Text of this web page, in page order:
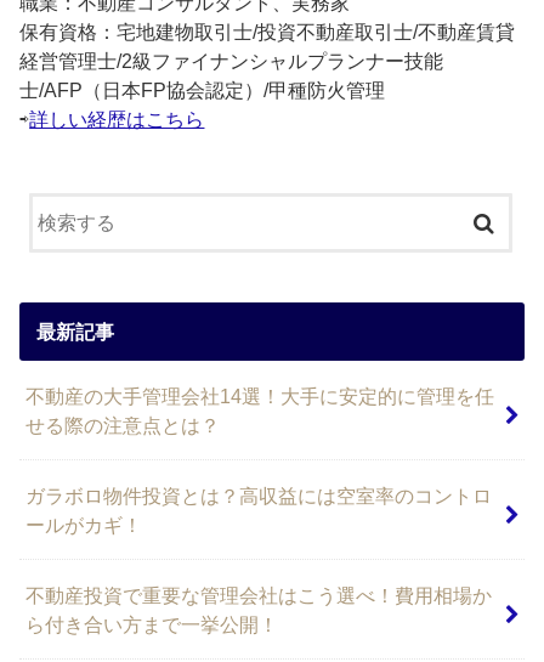
保有資格：宅地建物取引士/投資不動産取引士/不動産賃貸
経営管理士/2級ファイナンシャルプランナー技能
士/AFP（日本FP協会認定）/甲種防火管理
⇨詳しい経歴はこちら
最新記事
不動産の大手管理会社14選！大手に安定的に管理を任
せる際の注意点とは？
ガラボロ物件投資とは？高収益には空室率のコントロ
ールがカギ！
不動産投資で重要な管理会社はこう選べ！費用相場か
ら付き合い方まで一挙公開！